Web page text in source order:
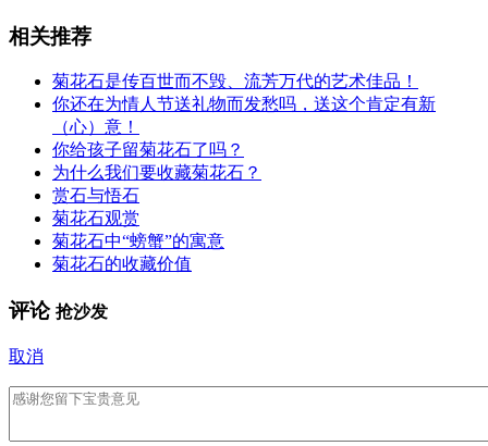
相关推荐
菊花石是传百世而不毁、流芳万代的艺术佳品！
你还在为情人节送礼物而发愁吗，送这个肯定有新
（心）意！
你给孩子留菊花石了吗？
为什么我们要收藏菊花石？
赏石与悟石
菊花石观赏
菊花石中“螃蟹”的寓意
菊花石的收藏价值
评论 抢沙发
取消